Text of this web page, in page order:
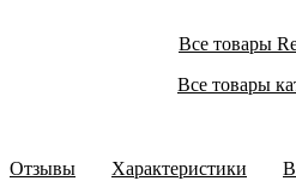
Все товары
Все товары
Отзывы Характеристики